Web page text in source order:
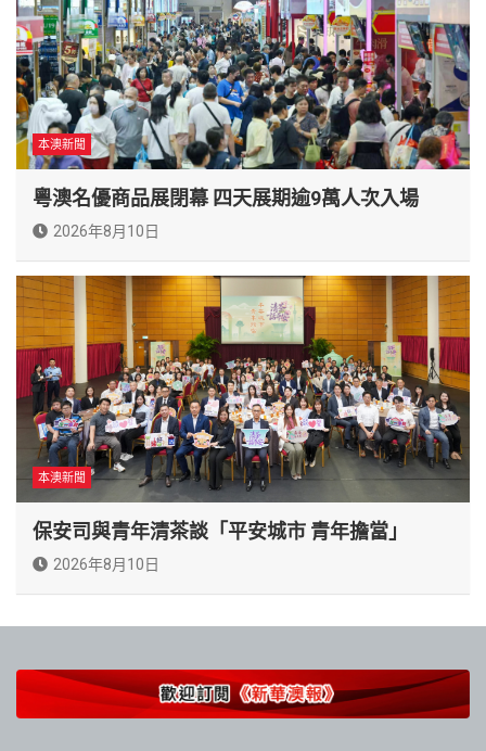
本澳新聞
粵澳名優商品展閉幕 四天展期逾9萬人次入場
2026年8月10日
本澳新聞
保安司與青年清茶談「平安城市 青年擔當」
2026年8月10日